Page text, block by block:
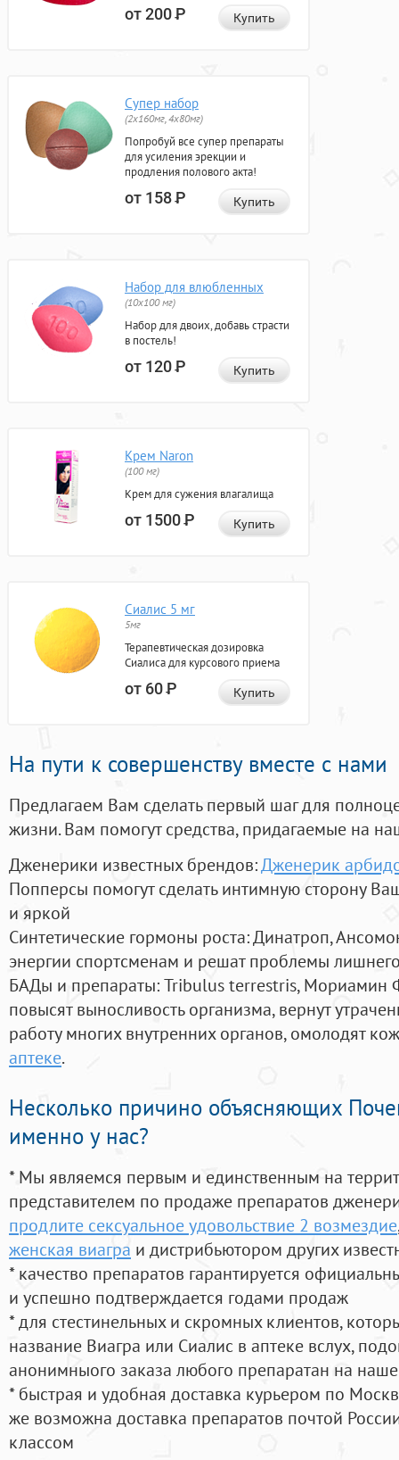
от 200Р Купить
Супер набор
(2х160мг, 4х80мг)
Попробуй все супер препараты
для усиления эрекции и
продления полового акта!
от 158Р Купить
Набор для влюбленных
(10х100 мг)
Набор для двоих, добавь страсти
в постель!
от 120Р Купить
Крем Naron
(100 мг)
Крем для сужения влагалища
от 1500Р Купить
Сиалис 5 мг
5мг
Терапевтическая дозировка
Сиалиса для курсового приема
от 60Р Купить
На пути к совершенству вместе с нами
Предлагаем Вам сделать первый шаг для
жизни. Вам помогут средства, придагаемые на
Дженерики известных брендов:Дженерик
Попперсы помогут сделать интимную сторону
и яркой
Синтетические гормоны роста: Динатроп,
энергии спортсменам и решат проблемы
БАДы и препараты:Tribulus terrestris, Мориамин
повысят выносливость организма, вернут
работу многих внутренних органов, омолодят
аптеке.
Несколько причино объясняющих
именно у нас?
* Мы являемся первым и единственным на
представителем по продаже препаратов
продлите сексуальное удовольствие 2 возмездие
женская виагра и дистрибьютором других
* качество препаратов гарантируется
и успешно подтверждается годами продаж
* для стестинельных и скромных клиентов,
название Виагра или Сиалис в аптеке вслух,
анонимныого заказа любого препаратан на
* быстрая и удобная доставка курьером по
же возможна доставка препаратов почтой
классом